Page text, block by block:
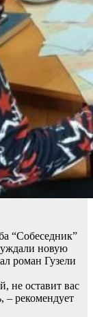
“Собеседник”
новую
роман Гузели
не оставит вас
– рекомендует